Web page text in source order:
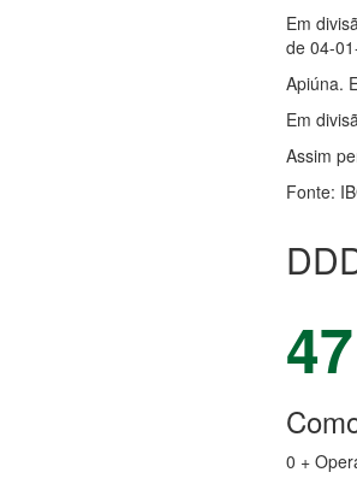
Em
de 04-
Apiúna.
Em
Assim
Fonte:
47
0 +